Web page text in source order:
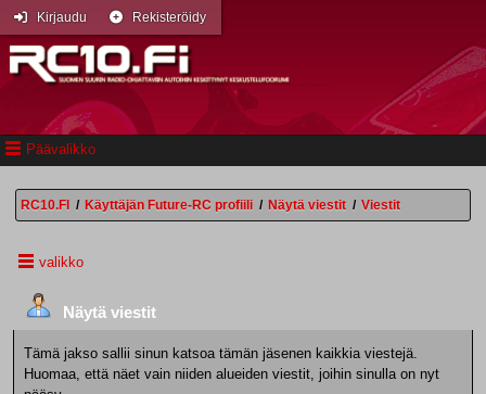
Päävalikko
Kirjaudu Rekisteröidy
RC10.FI / Käyttäjän Future-RC profiili / Näytä viestit / Viestit
valikko
Näytä viestit
Tämä jakso sallii sinun katsoa tämän jäsenen kaikkia viestejä.
Huomaa, että näet vain niiden alueiden viestit, joihin sinulla on nyt